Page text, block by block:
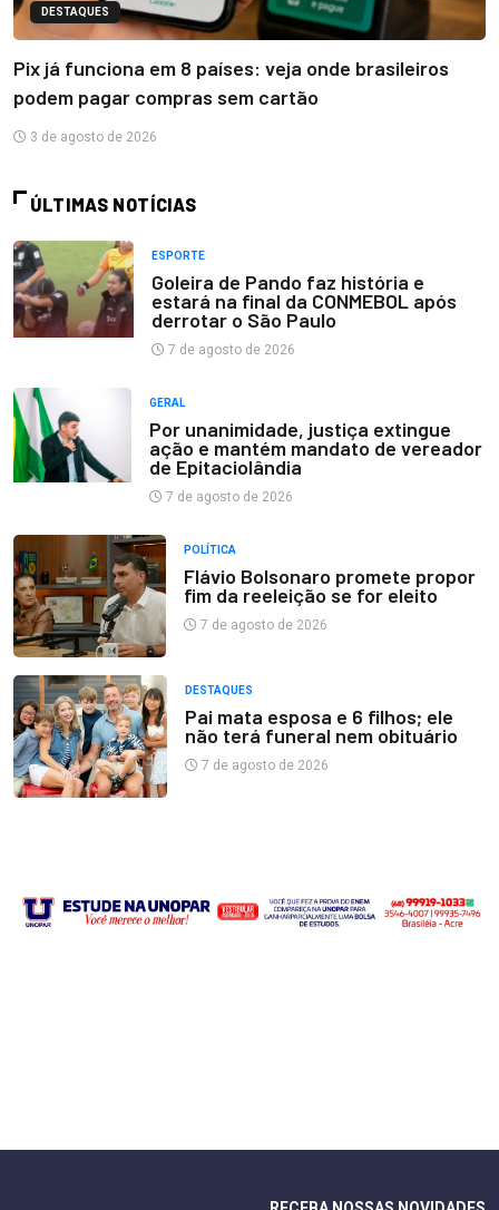
DESTAQUES
Pix já funciona em 8 países: veja onde brasileiros
podem pagar compras sem cartão
3 de agosto de 2026
ÚLTIMAS NOTÍCIAS
ESPORTE
Goleira de Pando faz história e
estará na final da CONMEBOL após
derrotar o São Paulo
7 de agosto de 2026
GERAL
Por unanimidade, justiça extingue
ação e mantém mandato de vereador
de Epitaciolândia
7 de agosto de 2026
POLÍTICA
Flávio Bolsonaro promete propor
fim da reeleição se for eleito
7 de agosto de 2026
DESTAQUES
Pai mata esposa e 6 filhos; ele
não terá funeral nem obituário
7 de agosto de 2026